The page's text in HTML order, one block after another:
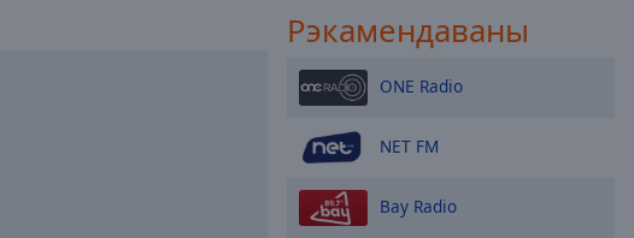
Рэкамендаваны
ONE Radio
NET FM
Bay Radio